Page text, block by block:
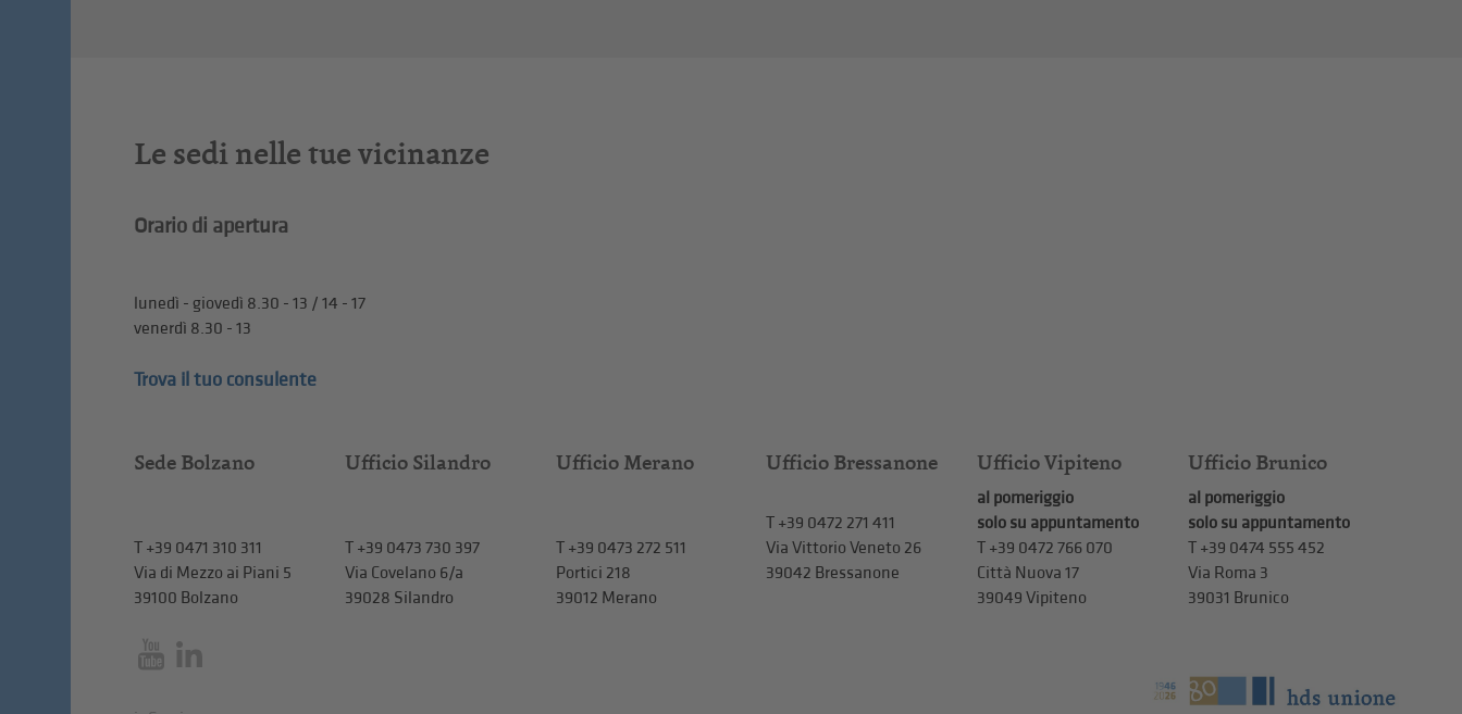
Le sedi nelle tue vicinanze
Orario di apertura
lunedì - giovedì 8.30 - 13 / 14 - 17
venerdì 8.30 - 13
Trova il tuo consulente
Sede Bolzano
T+39 0471 310 311
Via di Mezzo ai Piani 5
39100 Bolzano
Ufficio Silandro
T+39 0473 730 397
Via Covelano 6/a
39028 Silandro
Ufficio Merano
T+39 0473 272 511
Portici 218
39012 Merano
Ufficio Bressanone
T +39 0472 271 411
Via Vittorio Veneto 26
39042 Bressanone
Ufficio Vipiteno
al pomeriggio
solo su appuntamento
T +39 0472 766 070
Città Nuova 17
39049 Vipiteno
Ufficio Brunico
al pomeriggio
solo su appuntamento
T +39 0474 555 452
Via Roma 3
39031 Brunico